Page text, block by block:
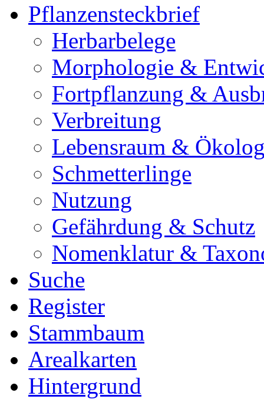
Pflanzensteckbrief
Herbarbelege
Morphologie &
Fortpflanzung &
Verbreitung
Lebensraum &
Schmetterlinge
Nutzung
Gefährdung & Schutz
Nomenklatur &
Suche
Register
Stammbaum
Arealkarten
Hintergrund